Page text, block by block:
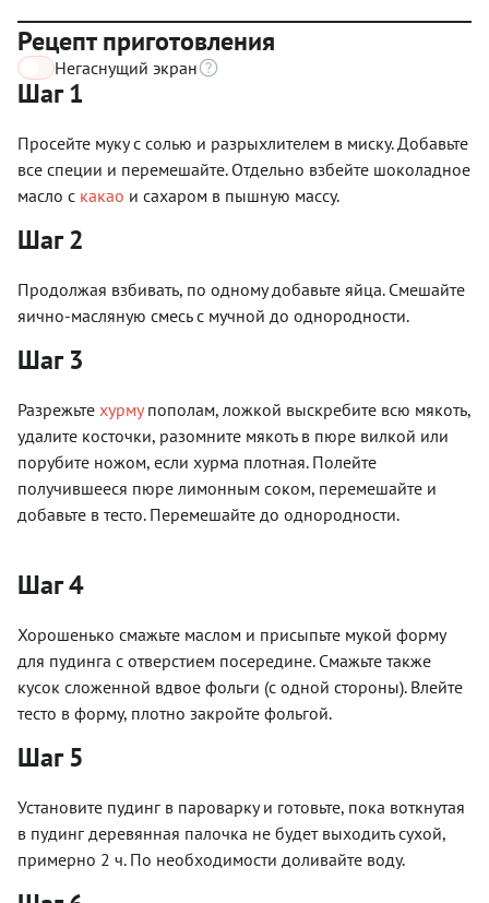
Рецепт приготовления
Негаснущий экран
Шаг 1
Просейте муку с солью и разрыхлителем в миску. Добавьте
все специи и перемешайте. Отдельно взбейте шоколадное
масло с какао и сахаром в пышную массу.
Шаг 2
Продолжая взбивать, по одному добавьте яйца. Смешайте
яично-масляную смесь с мучной до однородности.
Шаг 3
Разрежьте хурмупополам, ложкой выскребите всю мякоть,
удалите косточки, разомните мякоть в пюре вилкой или
порубите ножом, если хурма плотная. Полейте
получившееся пюре лимонным соком, перемешайте и
добавьте в тесто. Перемешайте до однородности.
Шаг 4
Хорошенько смажьте маслом и присыпьте мукой форму
для пудинга с отверстием посередине. Смажьте также
кусок сложенной вдвое фольги (с одной стороны). Влейте
тесто в форму, плотно закройте фольгой.
Шаг 5
Установите пудинг в пароварку и готовьте, пока воткнутая
в пудинг деревянная палочка не будет выходить сухой,
примерно 2 ч. По необходимости доливайте воду.